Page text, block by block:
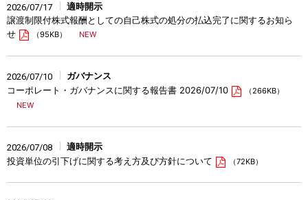
2026/07/17
適時開示
譲渡制限付株式報酬としての自己株式の処分の払込完了に関するお知ら
せ
（95KB）
2026/07/10
ガバナンス
コーポレート・ガバナンスに関する報告書 2026/07/10
（266KB）
2026/07/08
適時開示
投資単位の引下げに関する考え方及び方針について
（72KB）